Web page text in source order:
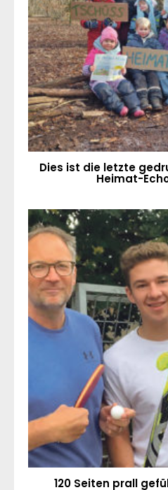
Dies ist die letzte
Heimat-
120 Seiten prall